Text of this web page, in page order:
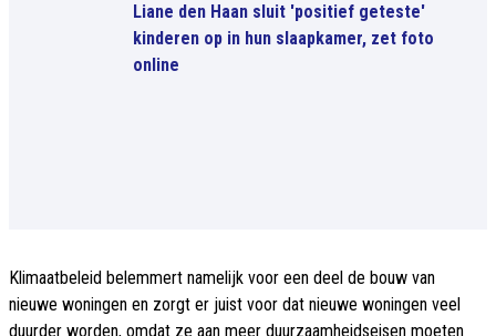
Liane den Haan sluit 'positief geteste'
kinderen op in hun slaapkamer, zet foto
online
Klimaatbeleid belemmert namelijk voor een deel de bouw van
nieuwe woningen en zorgt er juist voor dat nieuwe woningen veel
duurder worden, omdat ze aan meer duurzaamheidseisen moeten